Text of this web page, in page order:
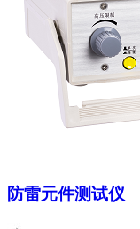
防雷元件测试仪